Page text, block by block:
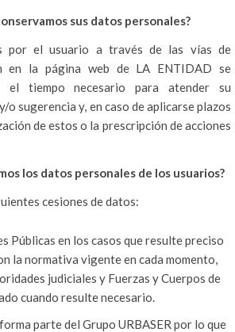
sus datos personales?
por el usuario a través de las vías de
en la página web de LA ENTIDAD se
el tiempo necesario para atender su
o sugerencia y, en caso de aplicarse plazos
de estos o la prescripción de acciones
los datos personales de los usuarios?
cesiones de datos:
Públicas en los casos que resulte preciso
la normativa vigente en cada momento,
judiciales y Fuerzas y Cuerpos de
cuando resulte necesario.
parte del Grupo URBASER por lo que